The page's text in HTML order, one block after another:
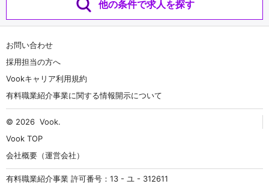
他の条件で求人を探す
お問い合わせ
採用担当の方へ
Vookキャリア利用規約
有料職業紹介事業に関する情報開示について
© 2026 Vook.
Vook TOP
会社概要（運営会社）
有料職業紹介事業 許可番号：13 - ユ - 312611